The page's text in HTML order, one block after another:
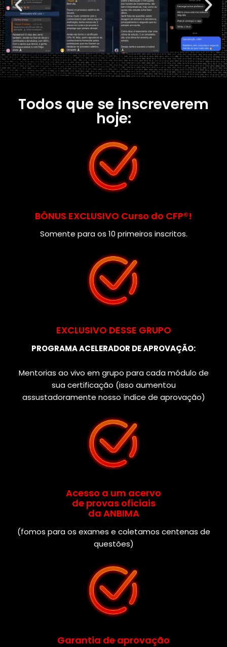
Todos que se inscreverem
hoje:
BÔNUS EXCLUSIVO Curso do CFP®!
Somente para os 10 primeiros inscritos.
EXCLUSIVO DESSE GRUPO
PROGRAMA ACELERADOR DE APROVAÇÃO:
Mentorias ao vivo em grupo para cada módulo de
sua certificação (isso aumentou
assustadoramente nosso índice de aprovação)
Acesso a um acervo
de provas oficiais
da ANBIMA
(fomos para os exames e coletamos centenas de
questões)
Garantia de aprovação